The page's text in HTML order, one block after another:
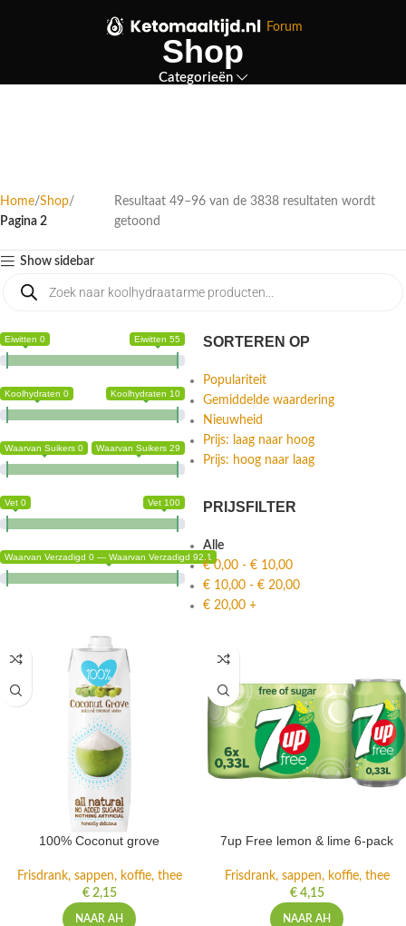
Forum
Shop
Categorieën
Home Shop
Pagina 2
Resultaat 49–96 van de 3838 resultaten wordt
getoond
Show sidebar
Eiwitten 0 Eiwitten 55
Koolhydraten 0 Koolhydraten 10
Waarvan Suikers 0 Waarvan Suikers 29
Vet 0 Vet 100
Waarvan Verzadigd 0 — Waarvan Verzadigd 92.1
SORTEREN OP
Populariteit
Gemiddelde waardering
Nieuwheid
Prijs: laag naar hoog
Prijs: hoog naar laag
PRIJSFILTER
Alle
€0,00 - € 10,00
€ 10,00 - € 20,00
€ 20,00 +
100% Coconut grove
Frisdrank, sappen, koffie, thee
€2,15
NAAR AH
7up Free lemon & lime 6-pack
Frisdrank, sappen, koffie, thee
€4,15
NAAR AH